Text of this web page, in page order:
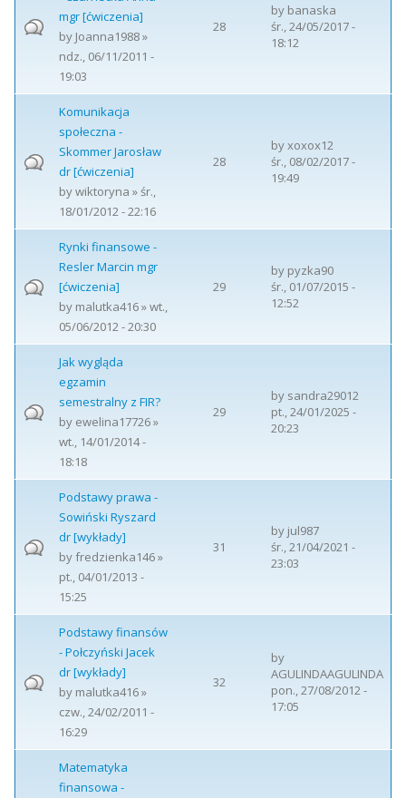
mgr [ćwiczenia]
by Joanna1988»
ndz., 06/11/2011 -
19:03
28
by banaska
śr., 24/05/2017 -
18:12
Komunikacja
społeczna -
Skommer Jarosław
dr [ćwiczenia]
bywiktoryna » śr.,
18/01/2012 - 22:16
28
byxoxox12
śr., 08/02/2017 -
19:49
Rynki finansowe -
Resler Marcin mgr
[ćwiczenia]
by malutka416» wt.,
05/06/2012 - 20:30
29
by pyzka90
śr., 01/07/2015 -
12:52
Jak wygląda
egzamin
semestralny z FIR?
by ewelina17726»
wt., 14/01/2014 -
18:18
29
by sandra29012
pt., 24/01/2025 -
20:23
Podstawy prawa -
Sowiński Ryszard
dr [wykłady]
byfredzienka146»
pt., 04/01/2013 -
15:25
31
by jul987
śr., 21/04/2021 -
23:03
Podstawy finansów
- Połczyński Jacek
dr [wykłady]
by malutka416»
czw., 24/02/2011 -
16:29
32
by
AGULINDAAGULINDA
pon., 27/08/2012 -
17:05
Matematyka
finansowa -